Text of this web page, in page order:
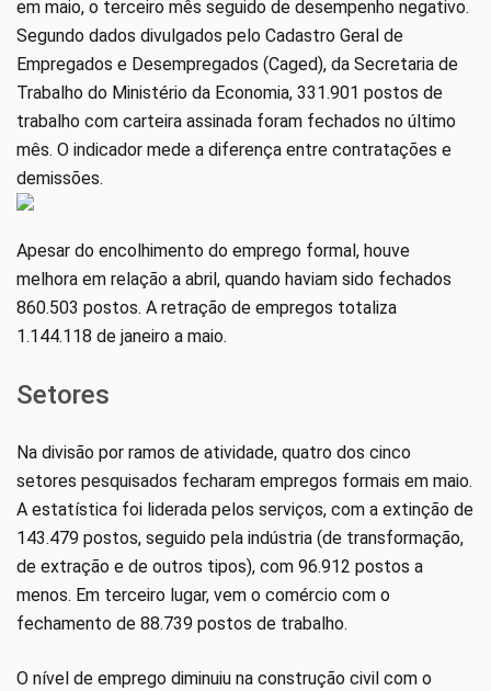
em maio, o terceiro mês seguido de desempenho negativo.
Segundo dados divulgados pelo Cadastro Geral de
Empregados e Desempregados (Caged), da Secretaria de
Trabalho do Ministério da Economia, 331.901 postos de
trabalho com carteira assinada foram fechados no último
mês. O indicador mede a diferença entre contratações e
demissões.
Apesar do encolhimento do emprego formal, houve
melhora em relação a abril, quando haviam sido fechados
860.503 postos. A retração de empregos totaliza
1.144.118 de janeiro a maio.
Setores
Na divisão por ramos de atividade, quatro dos cinco
setores pesquisados fecharam empregos formais em maio.
A estatística foi liderada pelos serviços, com a extinção de
143.479 postos, seguido pela indústria (de transformação,
de extração e de outros tipos), com 96.912 postos a
menos. Em terceiro lugar, vem o comércio com o
fechamento de 88.739 postos de trabalho.
O nível de emprego diminuiu na construção civil com o